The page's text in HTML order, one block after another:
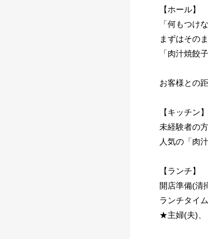
【ホール】
「何もつけ
まずはその
「肉汁焼餃
お客様との
【キッチン】
未経験者の
人気の「肉
【ランチ】
開店準備(清
ランチタイ
★主婦(夫)、